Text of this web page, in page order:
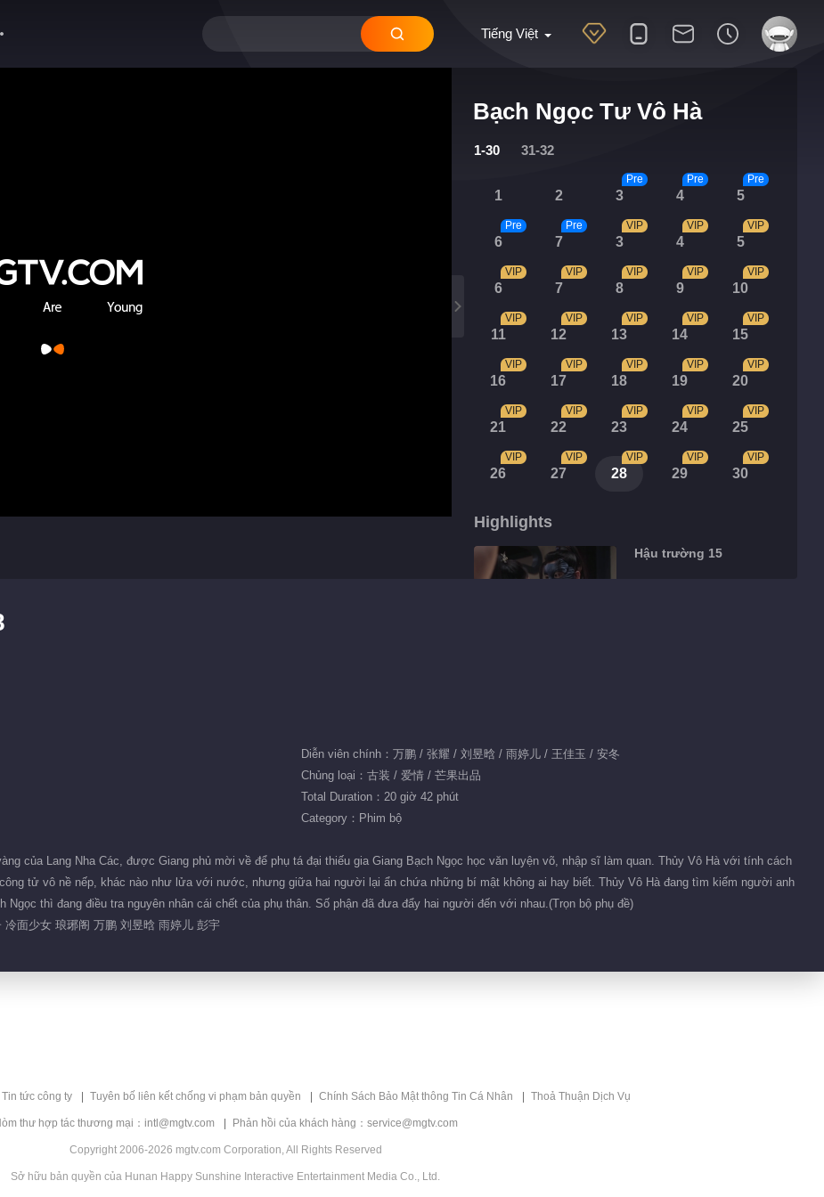
Tiếng Việt
Bạch Ngọc Tư Vô Hà
1-30 31-32
1 2 3
Pre
4
Pre
5
Pre
6
Pre
7
Pre
3
VIP
4
VIP
5
VIP
6
VIP
7
VIP
8
VIP
9
VIP
10
VIP
11
VIP
12
VIP
13
VIP
14
VIP
15
VIP
16
VIP
17
VIP
18
VIP
19
VIP
20
VIP
21
VIP
22
VIP
23
VIP
24
VIP
25
VIP
26
VIP
27
VIP
28
VIP
29
VIP
30
VIP
Highlights
Hậu trường 15
Diễn viên chính：万鹏 / 张耀 / 刘昱晗 / 雨婷儿 / 王佳玉 / 安冬
Chủng loại：古装 / 爱情 / 芒果出品
Total Duration：20 giờ 42 phút
Category：Phim bộ
của Lang Nha Các, được Giang phủ mời về để phụ tá đại thiếu gia Giang Bạch Ngọc học văn luyện võ, nhập sĩ làm quan. Thủy Vô Hà với tính cách
tử vô nề nếp, khác nào như lửa với nước, nhưng giữa hai người lại ẩn chứa những bí mật không ai hay biết. Thủy Vô Hà đang tìm kiếm người anh
Ngọc thì đang điều tra nguyên nhân cái chết của phụ thân. Số phận đã đưa đẩy hai người đến với nhau.(Trọn bộ phụ đề)
冷面少女 琅琊阁 万鹏 刘昱晗 雨婷儿 彭宇
Tin tức công ty Tuyên bố liên kết chống vi phạm bản quyền Chính Sách Bảo Mật thông Tin Cá Nhân Thoả Thuận Dịch Vụ
thư hợp tác thương mại：intl@mgtv.com Phản hồi của khách hàng：service@mgtv.com
Copyright 2006-2026 mgtv.com Corporation, All Rights Reserved
Sở hữu bản quyền của Hunan Happy Sunshine Interactive Entertainment Media Co., Ltd.